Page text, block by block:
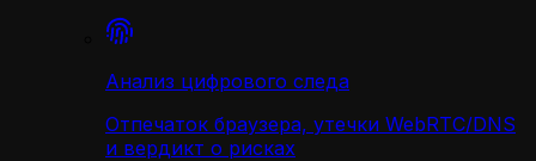
Анализ цифрового следа
Отпечаток браузера, утечки WebRTC/DNS
и вердикт о рисках